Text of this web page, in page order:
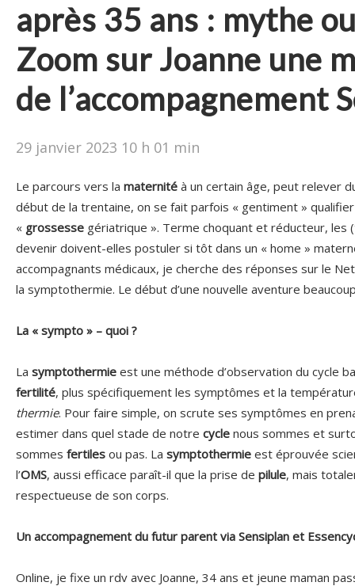
après 35 ans : mythe
Zoom sur Joanne une
de l’accompagnement
29 janvier 2023 10 h 01 min
Le parcours vers la maternité à un certain âge, peut relever
début de la trentaine, on se fait parfois « gentiment »
« grossesse gériatrique ». Terme choquant et réducteur, les
devenir doivent-elles postuler si tôt dans un « home »
accompagnants médicaux, je cherche des réponses sur le
la symptothermie. Le début d’une nouvelle aventure
La « sympto » – quoi ?
La symptothermie est une méthode d’observation du cycle
fertilité, plus spécifiquement les symptômes et la
thermie. Pour faire simple, on scrute ses symptômes en
estimer dans quel stade de notre cycle nous sommes et
sommes fertiles ou pas. La symptothermie est éprouvée
l’OMS, aussi efficace paraît-il que la prise de pilule, mais
respectueuse de son corps.
Un accompagnement du futur parent via Sensiplan et
Online, je fixe un rdv avec Joanne, 34 ans et jeune maman